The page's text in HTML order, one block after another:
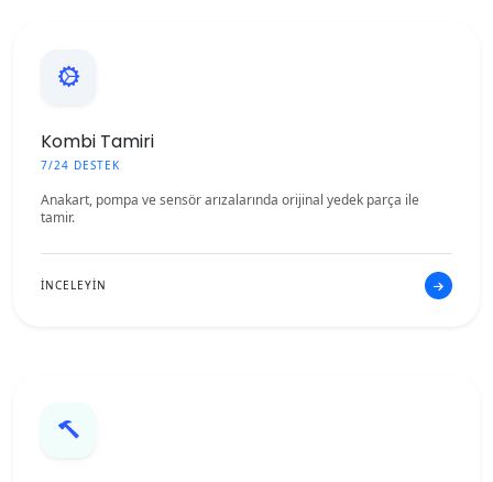
Kombi Tamiri
7/24 DESTEK
Anakart, pompa ve sensör arızalarında orijinal yedek parça ile
tamir.
İNCELEYİN